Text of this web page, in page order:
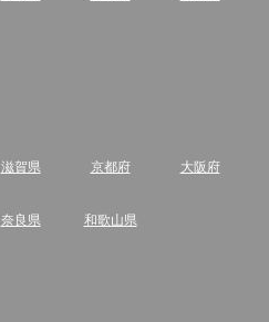
滋賀県 京都府 大阪府
奈良県 和歌山県